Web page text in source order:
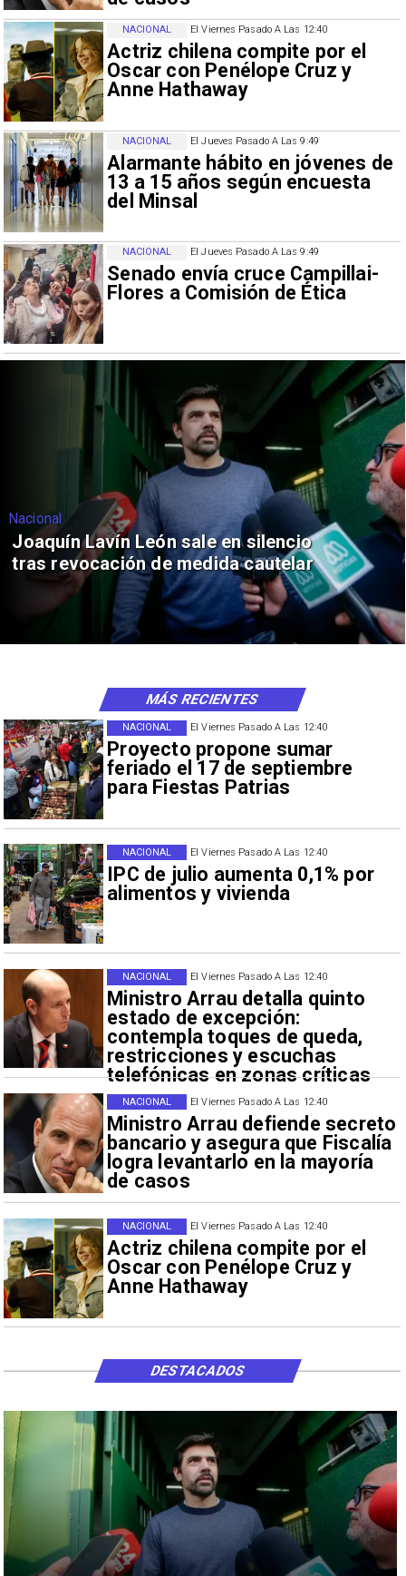
El Viernes Pasado A Las 12:40
Actriz chilena compite por el
Oscar con Penélope Cruz y
Anne Hathaway
NACIONAL
El Jueves Pasado A Las 9:49
Alarmante hábito en jóvenes de
13 a 15 años según encuesta
del Minsal
NACIONAL
El Jueves Pasado A Las 9:49
Senado envía cruce Campillai-
Flores a Comisión de Ética
NACIONAL
Nacional
Joaquín Lavín León sale en silencio
tras revocación de medida cautelar
El Viernes Pasado A Las 12:40
Proyecto propone sumar
feriado el 17 de septiembre
para Fiestas Patrias
NACIONAL
El Viernes Pasado A Las 12:40
IPC de julio aumenta 0,1% por
alimentos y vivienda
NACIONAL
El Viernes Pasado A Las 12:40
Ministro Arrau detalla quinto
estado de excepción:
contempla toques de queda,
restricciones y escuchas
telefónicas en zonas críticas
NACIONAL
El Viernes Pasado A Las 12:40
Ministro Arrau defiende secreto
bancario y asegura que Fiscalía
logra levantarlo en la mayoría
de casos
NACIONAL
El Viernes Pasado A Las 12:40
Actriz chilena compite por el
Oscar con Penélope Cruz y
Anne Hathaway
NACIONAL
MÁS RECIENTES
DESTACADOS